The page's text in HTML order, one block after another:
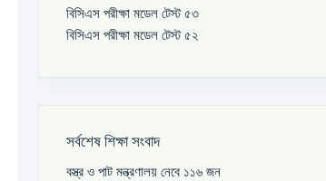
বিসিএস পরীক্ষা মডেল টেস্ট ৫৩
বিসিএস পরীক্ষা মডেল টেস্ট ৫২
সর্বশেষ শিক্ষা সংবাদ
বস্ত্র ও পাট মন্ত্রণালয় নেবে ১১৬ জন